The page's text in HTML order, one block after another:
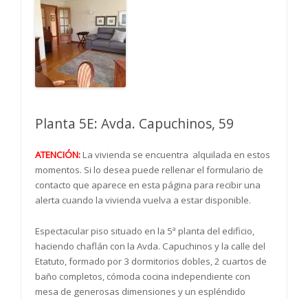
Planta 5E: Avda. Capuchinos, 59
ATENCIÓN:La vivienda se encuentra alquilada en estos
momentos. Si lo desea puede rellenar el formulario de
contacto que aparece en esta página para recibir una
alerta cuando la vivienda vuelva a estar disponible.
Espectacular piso situado en la 5ª planta del edificio,
haciendo chaflán con la Avda. Capuchinos y la calle del
Etatuto, formado por 3 dormitorios dobles, 2 cuartos de
baño completos, cómoda cocina independiente con
mesa de generosas dimensiones y un espléndido